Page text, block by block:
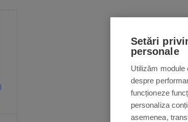
Setări
personale
Utilizăm module
despre
funcționeze
personaliza
asemenea,